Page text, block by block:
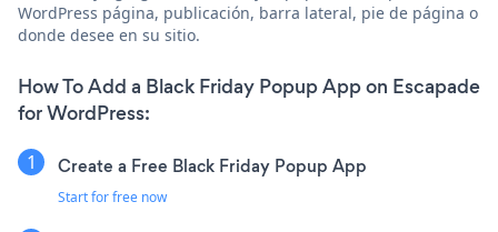
WordPress página, publicación, barra lateral, pie de página o
donde desee en su sitio.
How To Add a Black Friday Popup App on Escapade
for WordPress:
Create a Free Black Friday Popup App
Start for free now